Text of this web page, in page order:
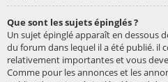
Que sont les sujets épinglés ?
Un sujet épinglé apparaît en dessous
du forum dans lequel il a été publié. il
relativement importantes et vous
Comme pour les annonces et les